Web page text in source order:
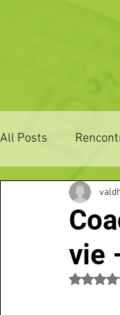
All Posts
ZONE DE
3 JOURS LA
vie